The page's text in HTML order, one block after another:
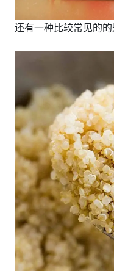
还有一种比较常见的的